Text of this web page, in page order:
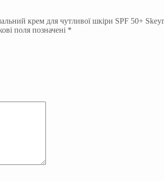
крем для чутливої шкіри SPF 50+
поля позначені *